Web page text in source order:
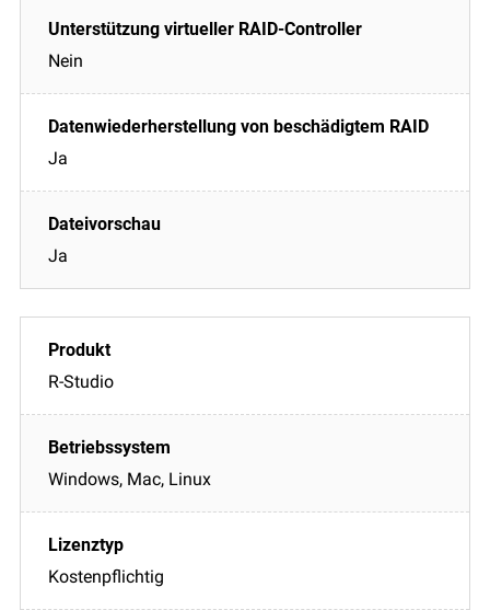
Nein
Ja
Ja
R-Studio
Windows, Mac, Linux
Kostenpflichtig